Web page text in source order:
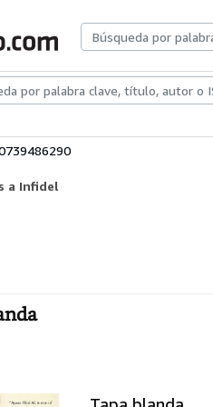
Libros antiguosArte y
a Infidel